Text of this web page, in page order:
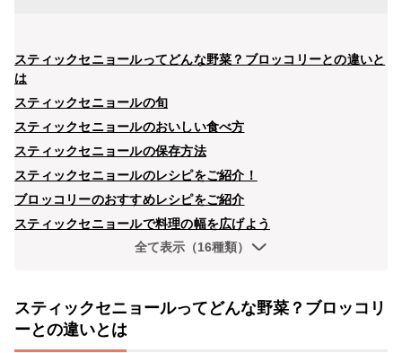
スティックセニョールってどんな野菜？ブロッコリーとの違いと
は
スティックセニョールの旬
スティックセニョールのおいしい食べ方
スティックセニョールの保存方法
スティックセニョールのレシピをご紹介！
ブロッコリーのおすすめレシピをご紹介
スティックセニョールで料理の幅を広げよう
全て表示（16種類）
スティックセニョールってどんな野菜？ブロッコリ
ーとの違いとは